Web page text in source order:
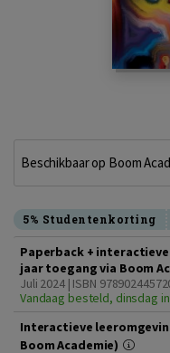
Beschikbaar op Boom
5% Studentenkorting
Paperback +
jaar toegang via Boom
Juli 2024 | ISBN
Vandaag besteld, dinsdag
Interactieve
Boom Academie)